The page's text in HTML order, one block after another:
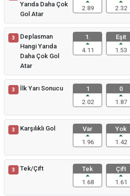
Yarıda Daha Çok
Gol Atar
2.89
2.32
3
Deplasman
Hangi Yarıda
Daha Çok Gol
Atar
1.
4.11
Eşit
1.53
3 İlk Yarı Sonucu
1
2.02
0
1.87
3 Karşılıklı Gol
Var
1.96
Yok
1.42
3 Tek/Çift
Tek
1.68
Çift
1.61